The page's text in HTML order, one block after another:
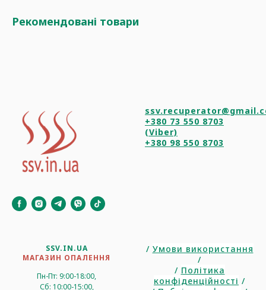
Рекомендовані товари
+380 73 550 8703
(Viber)
+380 98 550 8703
SSV.IN.UA
МАГАЗИН ОПАЛЕННЯ
Пн-Пт: 9:00-18:00,
Сб: 10:00-15:00,
/ Умови використання
/
/ Політика
конфіденційності /